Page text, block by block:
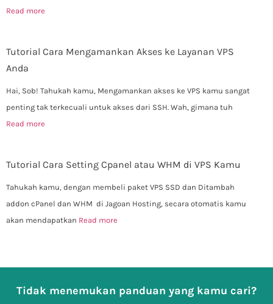
Read more
Tutorial Cara Mengamankan Akses ke Layanan VPS
Anda
Hai, Sob! Tahukah kamu, Mengamankan akses ke VPS kamu sangat
penting tak terkecuali untuk akses dari SSH. Wah, gimana tuh
Read more
Tutorial Cara Setting Cpanel atau WHM di VPS Kamu
Tahukah kamu, dengan membeli paket VPS SSD dan Ditambah
addon cPanel dan WHM di Jagoan Hosting, secara otomatis kamu
akan mendapatkan Read more
Tidak menemukan panduan yang kamu cari?